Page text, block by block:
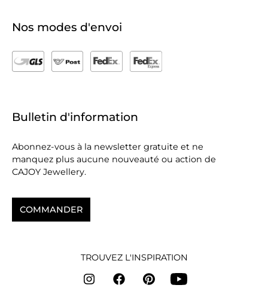
Nos modes d'envoi
Bulletin d'information
Abonnez-vous à la newsletter gratuite et ne
manquez plus aucune nouveauté ou action de
CAJOY Jewellery.
COMMANDER
TROUVEZ L'INSPIRATION